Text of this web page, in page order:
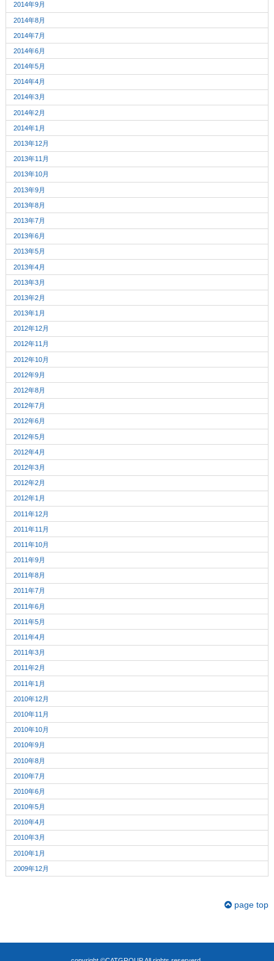
2014年9月
2014年8月
2014年7月
2014年6月
2014年5月
2014年4月
2014年3月
2014年2月
2014年1月
2013年12月
2013年11月
2013年10月
2013年9月
2013年8月
2013年7月
2013年6月
2013年5月
2013年4月
2013年3月
2013年2月
2013年1月
2012年12月
2012年11月
2012年10月
2012年9月
2012年8月
2012年7月
2012年6月
2012年5月
2012年4月
2012年3月
2012年2月
2012年1月
2011年12月
2011年11月
2011年10月
2011年9月
2011年8月
2011年7月
2011年6月
2011年5月
2011年4月
2011年3月
2011年2月
2011年1月
2010年12月
2010年11月
2010年10月
2010年9月
2010年8月
2010年7月
2010年6月
2010年5月
2010年4月
2010年3月
2010年1月
2009年12月
page top